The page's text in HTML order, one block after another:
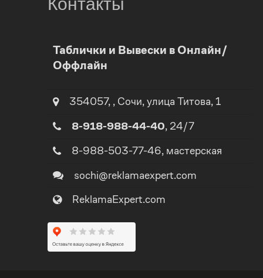
Контакты
Таблички и Вывески в Онлайн/
Оффлайн
354057, , Сочи, улица Титова, 1
8-918-988-44-40, 24/7
8-988-503-77-46, мастерская
sochi@reklamaexpert.com
ReklamaExpert.com
0
2
4
5
0
2
3